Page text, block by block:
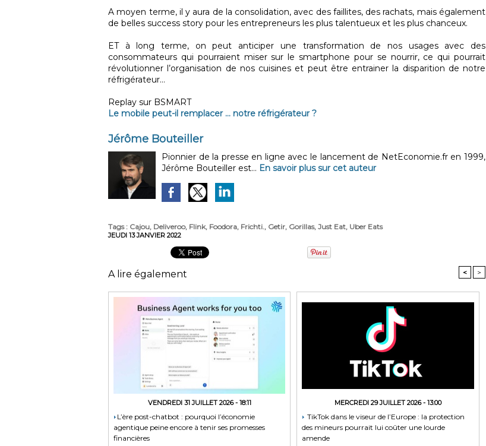
A moyen terme, il y aura de la consolidation, avec des faillites, des rachats, mais également
de belles success story pour les entrepreneurs les plus talentueux et les plus chanceux.
ET à long terme, on peut anticiper une transformation de nos usages avec des
consommateurs qui pourraient miser sur le smartphone pour se nourrir, ce qui pourrait
révolutionner l’organisation de nos cuisines et peut être entrainer la disparition de notre
réfrigérateur…
Replay sur BSMART
Le mobile peut-il remplacer … notre réfrigérateur ?
Jérôme Bouteiller
Pionnier de la presse en ligne avec le lancement de NetEconomie.fr en 1999,
Jérôme Bouteiller est... En savoir plus sur cet auteur
Tags: Cajou, Deliveroo, Flink, Foodora, Frichti., Getir, Gorillas, Just Eat, Uber Eats
JEUDI 13 JANVIER 2022
A lire également < >
VENDREDI 31 JUILLET 2026 - 18:11
​L’ère post-chatbot : pourquoi l’économie
agentique peine encore à tenir ses promesses
financières
MERCREDI 29 JUILLET 2026 - 13:00
TikTok dans le viseur de l’Europe : la protection
des mineurs pourrait lui coûter une lourde
amende